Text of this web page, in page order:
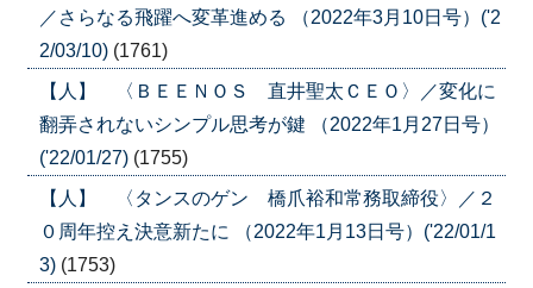
／さらなる飛躍へ変革進める （2022年3月10日号）('2
2/03/10) (1761)
【人】 〈ＢＥＥＮＯＳ 直井聖太ＣＥＯ〉／変化に
翻弄されないシンプル思考が鍵 （2022年1月27日号）
('22/01/27) (1755)
【人】 〈タンスのゲン 橋爪裕和常務取締役〉／２
０周年控え決意新たに （2022年1月13日号）('22/01/1
3) (1753)